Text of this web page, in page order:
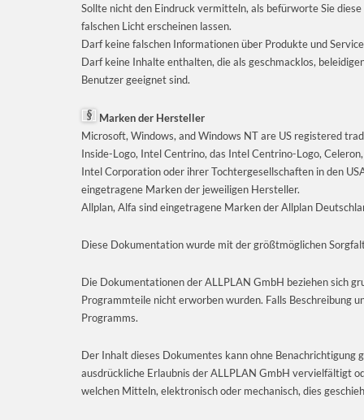
Sollte nicht den Eindruck vermitteln, als befürworte Sie
falschen Licht erscheinen lassen.
Darf keine falschen Informationen über Produkte und
Darf keine Inhalte enthalten, die als geschmacklos,
Benutzer geeignet sind.
Marken der Hersteller
Microsoft, Windows, and Windows NT are US registered
Inside-Logo, Intel Centrino, das Intel Centrino-Logo,
Intel Corporation oder ihrer Tochtergesellschaften in den
eingetragene Marken der jeweiligen Hersteller.
Allplan, Alfa sind eingetragene Marken der Allplan
Diese Dokumentation wurde mit der größtmöglichen
Die Dokumentationen der ALLPLAN GmbH beziehen sich
Programmteile nicht erworben wurden. Falls Beschreibung
Programms.
Der Inhalt dieses Dokumentes kann ohne
ausdrückliche Erlaubnis der ALLPLAN GmbH vervielfältigt
welchen Mitteln, elektronisch oder mechanisch, dies